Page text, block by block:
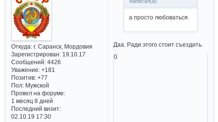
Откуда:г. Саранск, Мордовия
Зарегистрирован: 19.10.17
Сообщений:4426
Уважение: +181
Позитив: +77
Пол:Мужской
Провел на форуме:
1 месяц 8 дней
Последний визит:
02.10.19 17:30
а просто любоваться.
Даа. Ради этого стоит съездить.
0